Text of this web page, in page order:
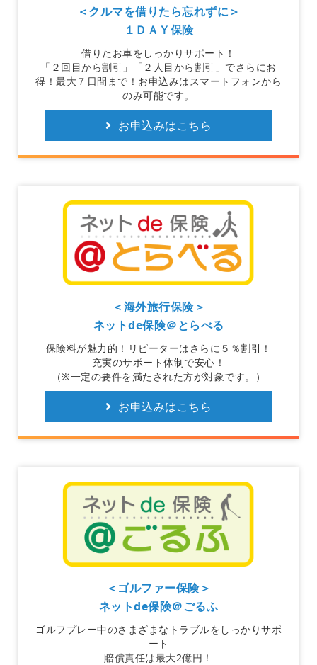
＜クルマを借りたら忘れずに＞
１ＤＡＹ保険
借りたお車をしっかりサポート！
「２回目から割引」「２人目から割引」でさらにお
得！最大７日間まで！お申込みはスマートフォンから
のみ可能です。
お申込みはこちら
＜海外旅行保険＞
ネットde保険＠とらべる
保険料が魅力的！リピーターはさらに５％割引！
充実のサポート体制で安心！
（※一定の要件を満たされた方が対象です。）
お申込みはこちら
＜ゴルファー保険＞
ネットde保険＠ごるふ
ゴルフプレー中のさまざまなトラブルをしっかりサポ
ート
賠償責任は最大2億円！